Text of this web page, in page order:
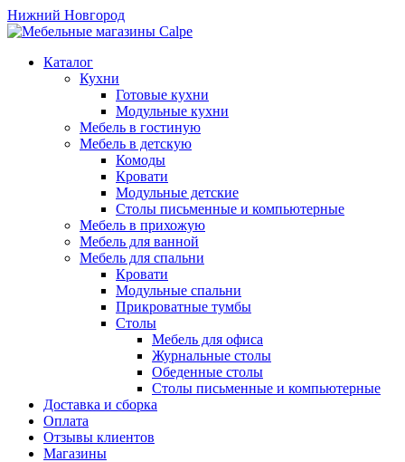
Нижний Новгород
Каталог
Кухни
Готовые кухни
Модульные кухни
Мебель в гостиную
Мебель в детскую
Комоды
Кровати
Модульные детские
Столы письменные и компьютерные
Мебель в прихожую
Мебель для ванной
Мебель для спальни
Кровати
Модульные спальни
Прикроватные тумбы
Столы
Мебель для офиса
Журнальные столы
Обеденные столы
Столы письменные и компьютерные
Доставка и сборка
Оплата
Отзывы клиентов
Магазины